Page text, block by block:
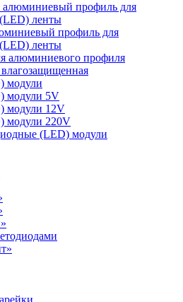
алюминиевый профиль для
ленты
профиль для
ленты
алюминиевого профиля
модули
модули 5V
модули 12V
модули 220V
(LED) модули